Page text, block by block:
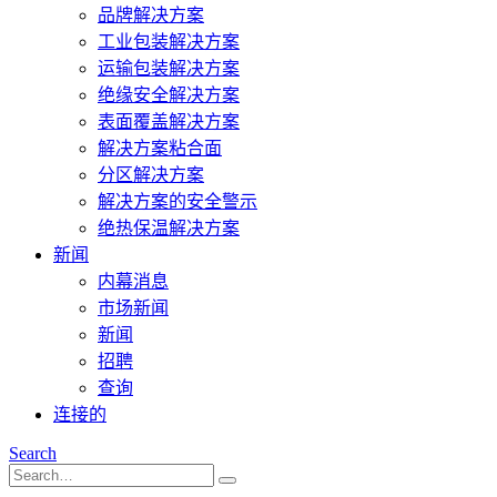
品牌解决方案
工业包装解决方案
运输包装解决方案
绝缘安全解决方案
表面覆盖解决方案
解决方案粘合面
分区解决方案
解决方案的安全警示
绝热保温解决方案
新闻
内幕消息
市场新闻
新闻
招聘
查询
连接的
Search